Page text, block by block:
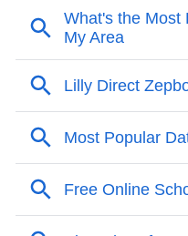
pictures and audios if
by the user of Dafeng
platform and merely
space services.”